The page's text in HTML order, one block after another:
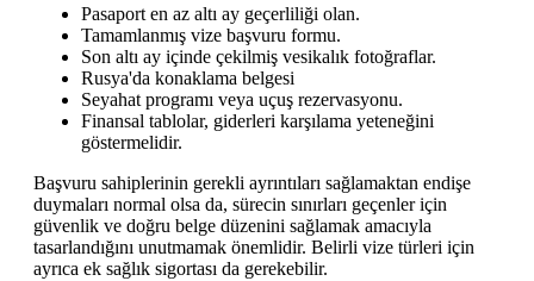
Pasaport en az altı ay geçerliliği olan.
Tamamlanmış vize başvuru formu.
Son altı ay içinde çekilmiş vesikalık fotoğraflar.
Rusya'da konaklama belgesi
Seyahat programı veya uçuş rezervasyonu.
Finansal tablolar, giderleri karşılama yeteneğini
göstermelidir.
Başvuru sahiplerinin gerekli ayrıntıları sağlamaktan endişe
duymaları normal olsa da, sürecin sınırları geçenler için
güvenlik ve doğru belge düzenini sağlamak amacıyla
tasarlandığını unutmamak önemlidir. Belirli vize türleri için
ayrıca ek sağlık sigortası da gerekebilir.